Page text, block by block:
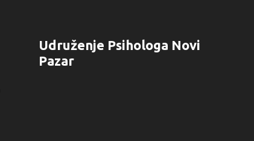
Udruženje Psihologa Novi
Pazar